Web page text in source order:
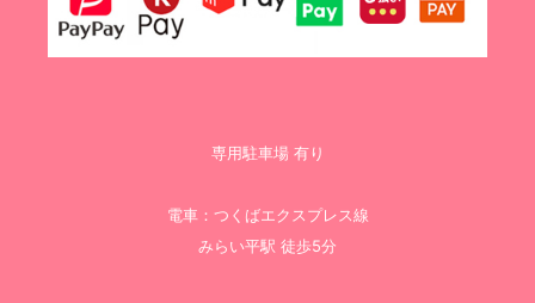
専用駐車場 有り
電車：つくばエクスプレス線
みらい平駅 徒歩5分